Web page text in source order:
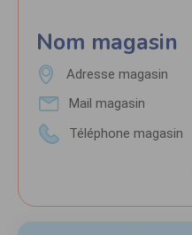
Nom magasin
Adresse magasin
Mail magasin
Téléphone magasin